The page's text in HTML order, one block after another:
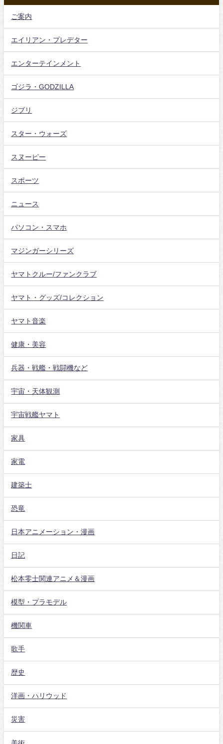
ご案内
エイリアン・プレデター
エンターテインメント
ゴジラ・GODZILLA
ジブリ
スター・ウォーズ
スヌーピー
スポーツ
ニュース
パソコン・スマホ
マジンガーシリーズ
ヤマトクルー/ファンクラブ
ヤマト・グッズ/コレクション
ヤマト音楽
健康・美容
兵器・戦艦・戦闘機など
宇宙・天体観測
宇宙戦艦ヤマト
家具
家電
建築士
恐竜
日本アニメーション・漫画
日記
松本零士関連アニメ＆漫画
模型・プラモデル
機関車
歌手
歴史
洋画・ハリウッド
災害